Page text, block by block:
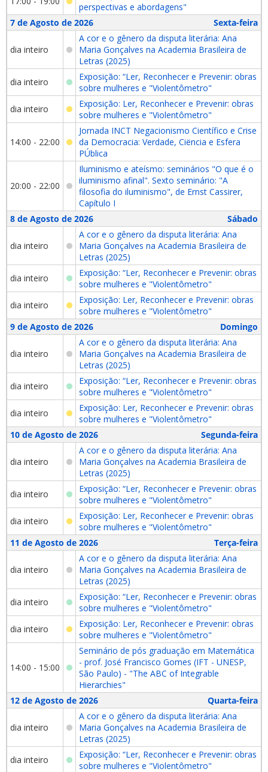
perspectivas e abordagens"
7 de Agosto de 2026
Sexta-feira
dia inteiro
A cor e o gênero da disputa literária: Ana
Maria Gonçalves na Academia Brasileira de
Letras (2025)
dia inteiro
Exposição: “Ler, Reconhecer e Prevenir: obras
sobre mulheres e "Violentômetro"
dia inteiro
Exposição: Ler, Reconhecer e Prevenir: obras
sobre mulheres e "Violentômetro"
14:00 - 22:00
Jornada INCT Negacionismo Científico e Crise
da Democracia: Verdade, Ciëncia e Esfera
PÚblica
20:00 - 22:00
Iluminismo e ateísmo: seminários "O que é o
iluminismo afinal". Sexto seminário: "A
filosofia do iluminismo", de Ernst Cassirer,
Capítulo I
8 de Agosto de 2026
Sábado
dia inteiro
A cor e o gênero da disputa literária: Ana
Maria Gonçalves na Academia Brasileira de
Letras (2025)
dia inteiro
Exposição: “Ler, Reconhecer e Prevenir: obras
sobre mulheres e "Violentômetro"
dia inteiro
Exposição: Ler, Reconhecer e Prevenir: obras
sobre mulheres e "Violentômetro"
9 de Agosto de 2026
Domingo
dia inteiro
A cor e o gênero da disputa literária: Ana
Maria Gonçalves na Academia Brasileira de
Letras (2025)
dia inteiro
Exposição: “Ler, Reconhecer e Prevenir: obras
sobre mulheres e "Violentômetro"
dia inteiro
Exposição: Ler, Reconhecer e Prevenir: obras
sobre mulheres e "Violentômetro"
10 de Agosto de 2026
Segunda-feira
dia inteiro
A cor e o gênero da disputa literária: Ana
Maria Gonçalves na Academia Brasileira de
Letras (2025)
dia inteiro
Exposição: “Ler, Reconhecer e Prevenir: obras
sobre mulheres e "Violentômetro"
dia inteiro
Exposição: Ler, Reconhecer e Prevenir: obras
sobre mulheres e "Violentômetro"
11 de Agosto de 2026
Terça-feira
dia inteiro
A cor e o gênero da disputa literária: Ana
Maria Gonçalves na Academia Brasileira de
Letras (2025)
dia inteiro
Exposição: “Ler, Reconhecer e Prevenir: obras
sobre mulheres e "Violentômetro"
dia inteiro
Exposição: Ler, Reconhecer e Prevenir: obras
sobre mulheres e "Violentômetro"
14:00 - 15:00
Seminário de pós graduação em Matemática
- prof. José Francisco Gomes (IFT - UNESP,
São Paulo) - "The ABC of Integrable
Hierarchies"
12 de Agosto de 2026
Quarta-feira
dia inteiro
A cor e o gênero da disputa literária: Ana
Maria Gonçalves na Academia Brasileira de
Letras (2025)
dia inteiro
Exposição: “Ler, Reconhecer e Prevenir: obras
sobre mulheres e "Violentômetro"